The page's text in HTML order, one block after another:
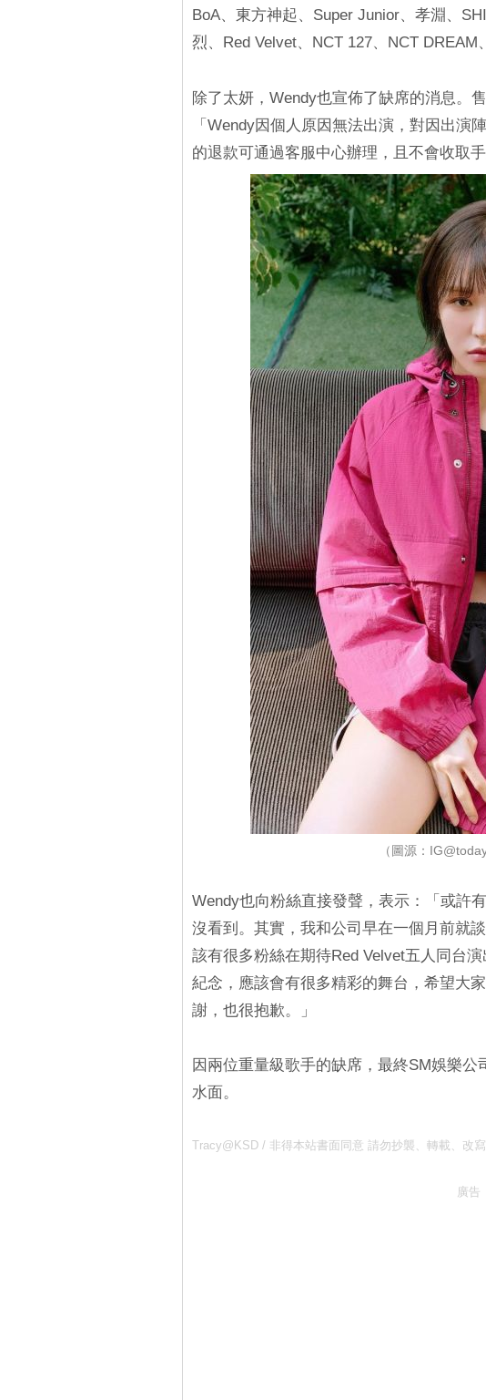
BoA、東方神起、Super Junior、孝淵、
烈、Red Velvet、NCT 127、NCT DREAM
除了太妍，Wendy也宣佈了缺席的消息。
「Wendy因個人原因無法出演，對因出演
的退款可通過客服中心辦理，且不會收取手
（圖源：
Wendy也向粉絲直接發聲，表示：「或許
沒看到。其實，我和公司早在一個月前就
該有很多粉絲在期待Red Velvet五人同台
紀念，應該會有很多精彩的舞台，希望大
謝，也很抱歉。」
因兩位重量級歌手的缺席，最終SM娛樂
水面。
Tracy@KSD / 非得本站書面同意 請勿抄襲、轉載、改
廣告